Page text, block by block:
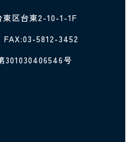
東区台東2-10-1-1F
5812-3452
301030406546号